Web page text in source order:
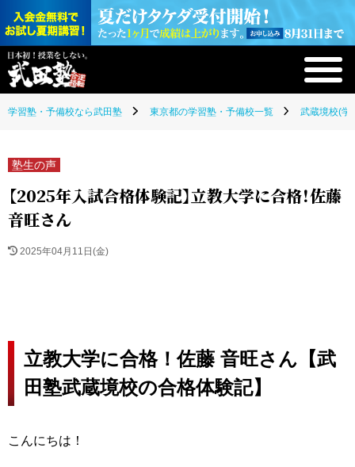
学習塾・予備校なら武田塾 東京都の学習塾・予備校一覧 武蔵境校(学
塾生の声
【2025年入試合格体験記】立教大学に合格！佐藤
音旺さん
2025年04月11日(金)
立教大学に合格！佐藤 音旺さん【武
田塾武蔵境校の合格体験記】
こんにちは！